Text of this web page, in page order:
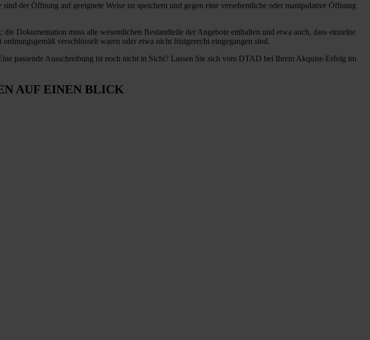
der Öffnung auf geeignete Weise zu speichern und gegen eine versehentliche oder manipulative Öffnung
Dokumentation muss alle wesentlichen Bestandteile der Angebote enthalten und etwa auch, dass einzelne
verschlüsselt waren oder etwa nicht fristgerecht eingegangen sind.
passende Ausschreibung ist noch nicht in Sicht? Lassen Sie sich vom DTAD bei Ihrem Akquise-Erfolg im
AUF EINEN BLICK